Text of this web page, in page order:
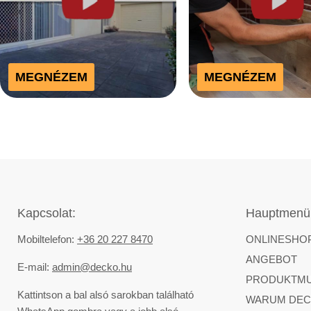
MEGNÉZEM MEGNÉZEM
Kapcsolat:
Mobiltelefon: +36 20 227 8470
E-mail: admin@decko.hu
Kattintson a bal alsó sarokban található
Hauptmenü
ANGEBOT
WARUM